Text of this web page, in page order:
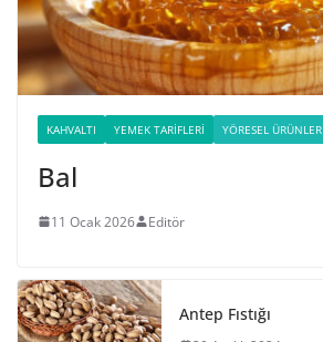
KAHVALTI YEMEK TARIFLERI YÖRESEL ÜRÜNLER
Bal
11 Ocak 2026 Editör
Antep Fıstığı